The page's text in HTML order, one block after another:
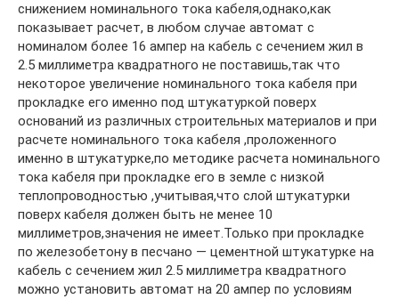
снижением номинального тока кабеля,однако,как
показывает расчет, в любом случае автомат с
номиналом более 16 ампер на кабель с сечением жил в
2.5 миллиметра квадратного не поставишь,так что
некоторое увеличение номинального тока кабеля при
прокладке его именно под штукатуркой поверх
оснований из различных строительных материалов и при
расчете номинального тока кабеля ,проложенного
именно в штукатурке,по методике расчета номинального
тока кабеля при прокладке его в земле с низкой
теплопроводностью ,учитывая,что слой штукатурки
поверх кабеля должен быть не менее 10
миллиметров,значения не имеет.Только при прокладке
по железобетону в песчано — цементной штукатурке на
кабель с сечением жил 2.5 миллиметра квадратного
можно установить автомат на 20 ампер по условиям